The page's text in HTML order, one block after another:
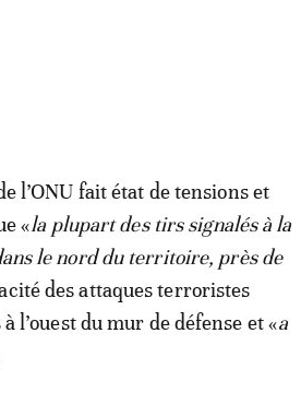
l’ONU fait état de tensions et
«la plupart des tirs signalés à la
le nord du territoire, près de
des attaques terroristes
l’ouest du mur de défense et «a